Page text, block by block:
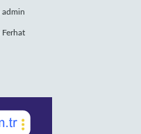
admin
Ferhat